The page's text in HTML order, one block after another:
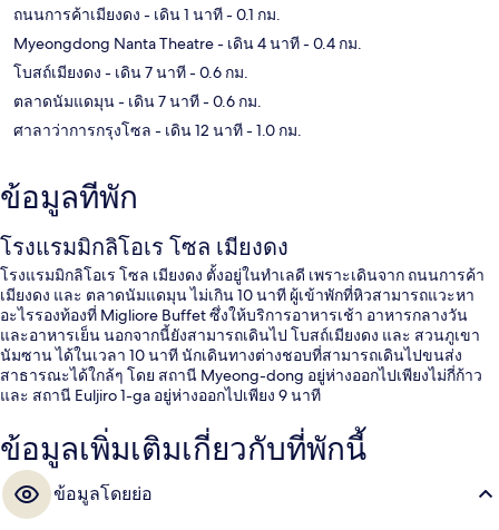
ถนนการค้าเมียงดง - เดิน 1 นาที- 0.1 กม.
Myeongdong Nanta Theatre- เดิน 4 นาที- 0.4 กม.
โบสถ์เมียงดง - เดิน 7 นาที- 0.6 กม.
ตลาดนัมแดมุน- เดิน 7 นาที- 0.6 กม.
ศาลาว่าการกรุงโซล - เดิน 12 นาที- 1.0 กม.
ข้อมูลที่พัก
โรงแรมมิกลิโอเร โซล เมียงดง
โรงแรมมิกลิโอเร โซล เมียงดง ตั้งอยู่ในทำเลดี เพราะเดินจาก ถนนการค้า
เมียงดง และ ตลาดนัมแดมุน ไม่เกิน 10 นาที ผู้เข้าพักที่หิวสามารถแวะหา
อะไรรองท้องที่ Migliore Buffet ซึ่งให้บริการอาหารเช้า อาหารกลางวัน
และอาหารเย็น นอกจากนี้ยังสามารถเดินไป โบสถ์เมียงดง และ สวนภูเขา
นัมซาน ได้ในเวลา 10 นาที นักเดินทางต่างชอบที่สามารถเดินไปขนส่ง
สาธารณะได้ใกล้ๆ โดย สถานี Myeong-dong อยู่ห่างออกไปเพียงไม่กี่ก้าว
และ สถานี Euljiro 1-ga อยู่ห่างออกไปเพียง 9 นาที
ข้อมูลเพิ่มเติมเกี่ยวกับที่พักนี้
ข้อมูลโดยย่อ